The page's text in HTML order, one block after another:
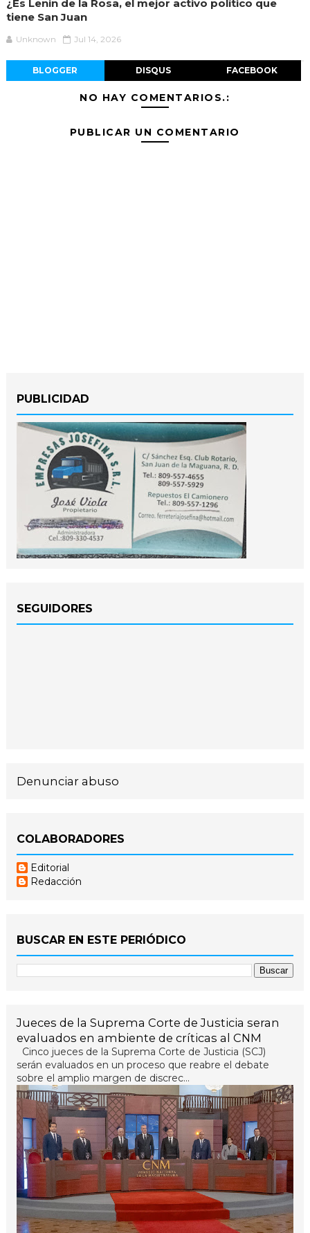
¿Es Lenin de la Rosa, el mejor activo político que
tiene San Juan
Unknown Jul 14, 2026
BLOGGER DISQUS FACEBOOK
NO HAY COMENTARIOS.:
PUBLICAR UN COMENTARIO
PUBLICIDAD
SEGUIDORES
Denunciar abuso
COLABORADORES
Editorial
Redacción
BUSCAR EN ESTE PERIÓDICO
Jueces de la Suprema Corte de Justicia seran
evaluados en ambiente de críticas al CNM
Cinco jueces de la Suprema Corte de Justicia (SCJ)
serán evaluados en un proceso que reabre el debate
sobre el amplio margen de discrec...